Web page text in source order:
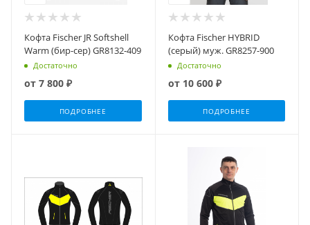
Кофта Fischer JR Softshell
Warm (бир-сер) GR8132-409
Достаточно
от 7 800 ₽
ПОДРОБНЕЕ
Кофта Fischer HYBRID
(серый) муж. GR8257-900
Достаточно
от 10 600 ₽
ПОДРОБНЕЕ